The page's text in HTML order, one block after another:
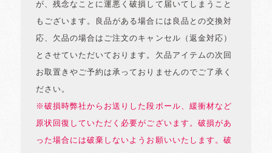
が、残念なことに運悪く破損して届いてしまうこと
もございます。良品がある場合には良品との交換対
応、欠品の場合はご注文のキャンセル（返金対応）
とさせていただいております。欠品アイテムの次回
お取置きやご予約は承っておりませんのでご了承く
ださい。
※破損時弊社からお送りした段ボール、緩衝材など
原状回復していただく必要がございます。破損があ
った場合には破棄しないようお願いいたします。破